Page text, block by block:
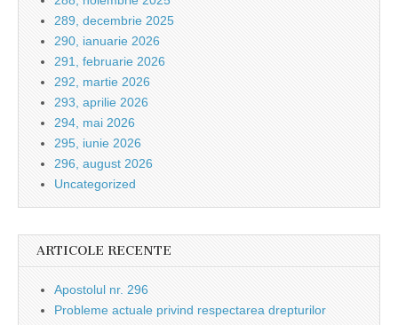
289, decembrie 2025
290, ianuarie 2026
291, februarie 2026
292, martie 2026
293, aprilie 2026
294, mai 2026
295, iunie 2026
296, august 2026
Uncategorized
ARTICOLE RECENTE
Apostolul nr. 296
Probleme actuale privind respectarea drepturilor